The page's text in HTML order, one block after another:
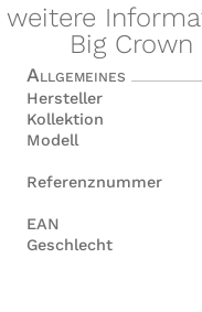
weitere
Big
Allgemeines
Hersteller
Kollektion
Modell
Referenznummer
EAN
Geschlecht